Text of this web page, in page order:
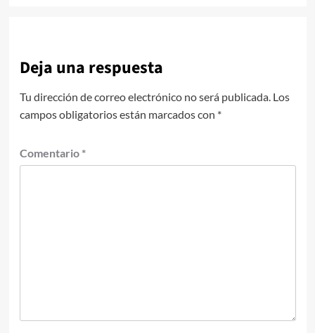
Deja una respuesta
Tu dirección de correo electrónico no será publicada. Los
campos obligatorios están marcados con *
Comentario *